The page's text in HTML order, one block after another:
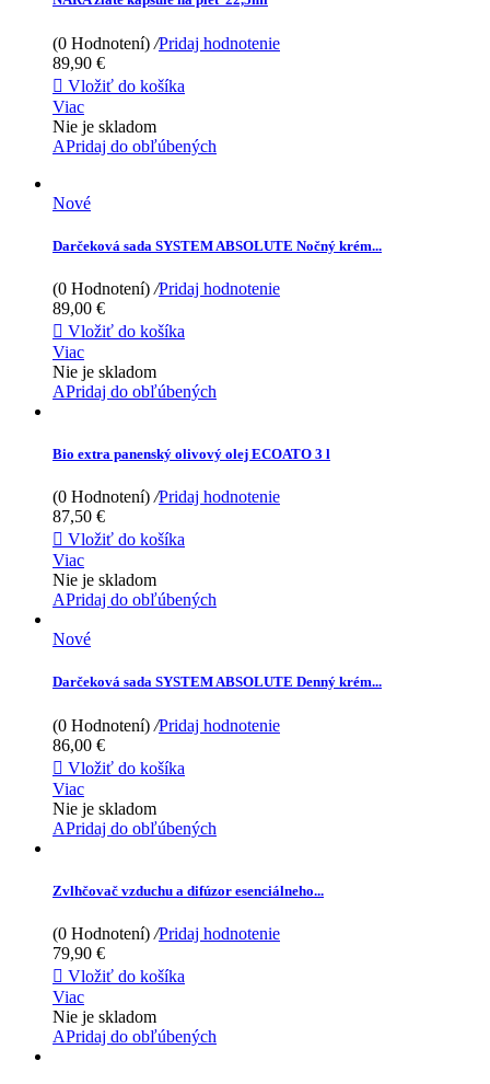
(0 Hodnotení) /Pridaj hodnotenie
89,90 €
 Vložiť do košíka
Viac
Nie je skladom
APridaj do obľúbených
Nové
Darčeková sada SYSTEM ABSOLUTE Nočný krém...
(0 Hodnotení) /Pridaj hodnotenie
89,00 €
 Vložiť do košíka
Viac
Nie je skladom
APridaj do obľúbených
Bio extra panenský olivový olej ECOATO 3 l
(0 Hodnotení) /Pridaj hodnotenie
87,50 €
 Vložiť do košíka
Viac
Nie je skladom
APridaj do obľúbených
Nové
Darčeková sada SYSTEM ABSOLUTE Denný krém...
(0 Hodnotení) /Pridaj hodnotenie
86,00 €
 Vložiť do košíka
Viac
Nie je skladom
APridaj do obľúbených
Zvlhčovač vzduchu a difúzor esenciálneho...
(0 Hodnotení) /Pridaj hodnotenie
79,90 €
 Vložiť do košíka
Viac
Nie je skladom
APridaj do obľúbených